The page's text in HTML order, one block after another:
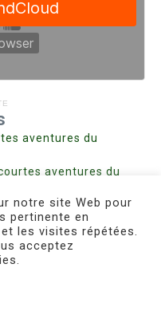
aventures du
aventures du
à Mulhouse
| Réalisé par
notre site Web pour
pertinente en
les visites répétées.
acceptez